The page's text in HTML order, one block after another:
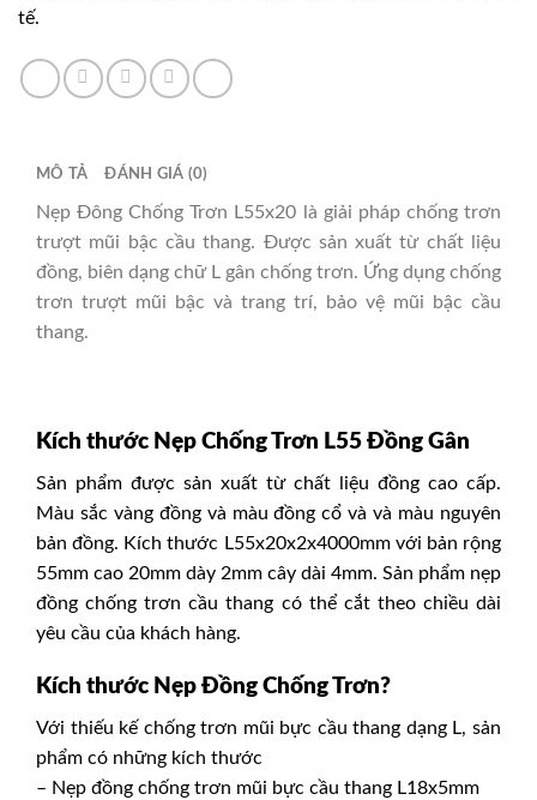
tế.
MÔ TẢ ĐÁNH GIÁ (0)
Nẹp Đông Chống Trơn L55x20 là giải pháp chống trơn
trượt mũi bậc cầu thang. Được sản xuất từ chất liệu
đồng, biên dạng chữ L gân chống trơn. Ứng dụng chống
trơn trượt mũi bậc và trang trí, bảo vệ mũi bậc cầu
thang.
Kích thước Nẹp Chống Trơn L55 Đồng Gân
Sản phẩm được sản xuất từ chất liệu đồng cao cấp.
Màu sắc vàng đồng và màu đồng cổ và và màu nguyên
bản đồng. Kích thước L55x20x2x4000mm với bản rộng
55mm cao 20mm dày 2mm cây dài 4mm. Sản phẩm nẹp
đồng chống trơn cầu thang có thể cắt theo chiều dài
yêu cầu của khách hàng.
Kích thước Nẹp Đồng Chống Trơn?
Với thiếu kế chống trơn mũi bực cầu thang dạng L, sản
phẩm có những kích thước
– Nẹp đồng chống trơn mũi bực cầu thang L18x5mm